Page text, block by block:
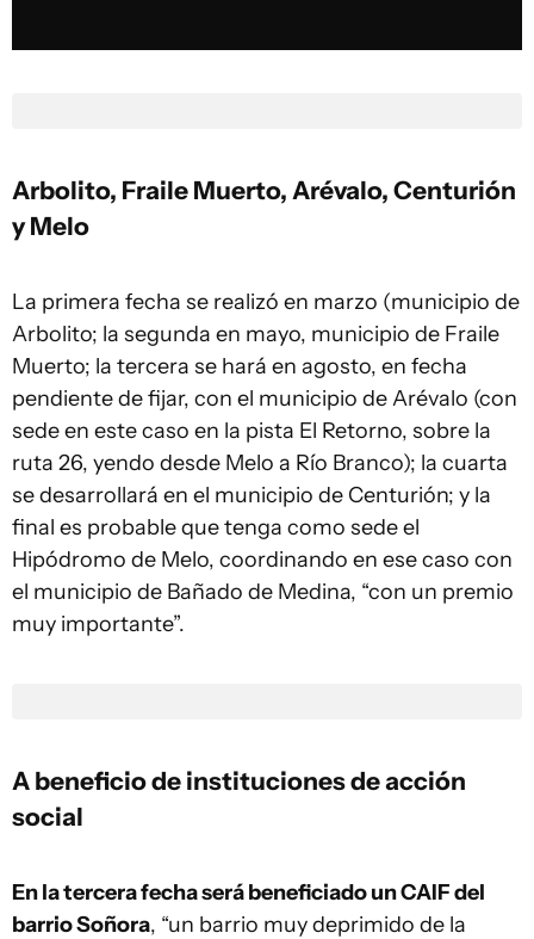
Arbolito, Fraile Muerto, Arévalo, Centurión
y Melo
La primera fecha se realizó en marzo (municipio de
Arbolito; la segunda en mayo, municipio de Fraile
Muerto; la tercera se hará en agosto, en fecha
pendiente de fijar, con el municipio de Arévalo (con
sede en este caso en la pista El Retorno, sobre la
ruta 26, yendo desde Melo a Río Branco); la cuarta
se desarrollará en el municipio de Centurión; y la
final es probable que tenga como sede el
Hipódromo de Melo, coordinando en ese caso con
el municipio de Bañado de Medina, “con un premio
muy importante”.
A beneficio de instituciones de acción
social
En la tercera fecha será beneficiado un CAIF del
barrio Soñora, “un barrio muy deprimido de la